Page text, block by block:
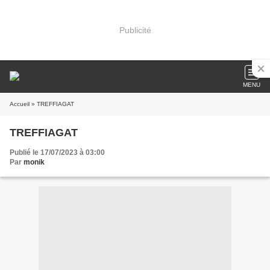
Publicité
MENU
Accueil » TREFFIAGAT
TREFFIAGAT
Publié le 17/07/2023 à 03:00
Par monik